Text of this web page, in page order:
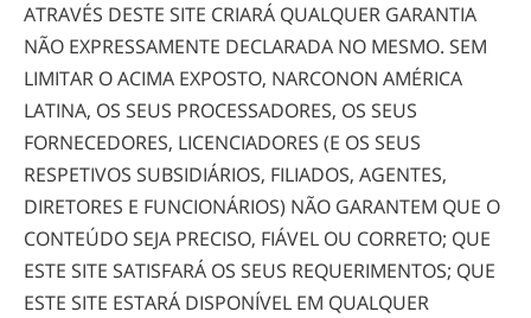
ATRAVÉS DESTE SITE CRIARÁ QUALQUER GARANTIA
NÃO EXPRESSAMENTE DECLARADA NO MESMO. SEM
LIMITAR O ACIMA EXPOSTO, NARCONON AMÉRICA
LATINA, OS SEUS PROCESSADORES, OS SEUS
FORNECEDORES, LICENCIADORES (E OS SEUS
RESPETIVOS SUBSIDIÁRIOS, FILIADOS, AGENTES,
DIRETORES E FUNCIONÁRIOS) NÃO GARANTEM QUE O
CONTEÚDO SEJA PRECISO, FIÁVEL OU CORRETO; QUE
ESTE SITE SATISFARÁ OS SEUS REQUERIMENTOS; QUE
ESTE SITE ESTARÁ DISPONÍVEL EM QUALQUER